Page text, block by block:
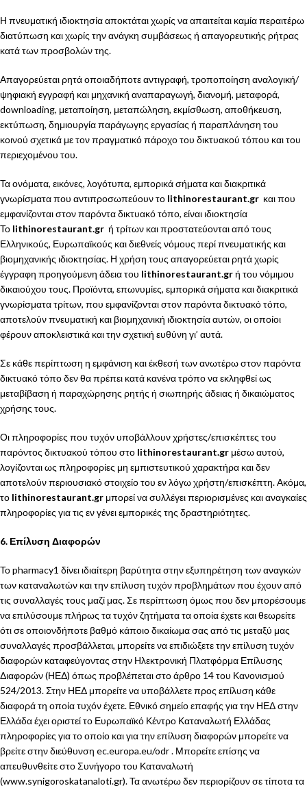
Η πνευματική ιδιοκτησία αποκτάται χωρίς να απαιτείται καμία περαιτέρω
διατύπωση και χωρίς την ανάγκη συμβάσεως ή απαγορευτικής ρήτρας
κατά των προσβολών της.
Απαγορεύεται ρητά οποιαδήποτε αντιγραφή, τροποποίηση αναλογική/
ψηφιακή εγγραφή και μηχανική αναπαραγωγή, διανομή, μεταφορά,
downloading, μεταποίηση, μεταπώληση, εκμίσθωση, αποθήκευση,
εκτύπωση, δημιουργία παράγωγης εργασίας ή παραπλάνηση του
κοινού σχετικά με τον πραγματικό πάροχο του δικτυακού τόπου και του
περιεχομένου του.
Τα ονόματα, εικόνες, λογότυπα, εμπορικά σήματα και διακριτικά
γνωρίσματα που αντιπροσωπεύουν το lithinorestaurant.gr και που
εμφανίζονται στον παρόντα δικτυακό τόπο, είναι ιδιοκτησία
Το lithinorestaurant.gr ή τρίτων και προστατεύονται από τους
Ελληνικούς, Ευρωπαϊκούς και διεθνείς νόμους περί πνευματικής και
βιομηχανικής ιδιοκτησίας. Η χρήση τους απαγορεύεται ρητά χωρίς
έγγραφη προηγούμενη άδεια του lithinorestaurant.grή του νόμιμου
δικαιούχου τους. Προϊόντα, επωνυμίες, εμπορικά σήματα και διακριτικά
γνωρίσματα τρίτων, που εμφανίζονται στον παρόντα δικτυακό τόπο,
αποτελούν πνευματική και βιομηχανική ιδιοκτησία αυτών, οι οποίοι
φέρουν αποκλειστικά και την σχετική ευθύνη γι’ αυτά.
Σε κάθε περίπτωση η εμφάνιση και έκθεσή των ανωτέρω στον παρόντα
δικτυακό τόπο δεν θα πρέπει κατά κανένα τρόπο να εκληφθεί ως
μεταβίβαση ή παραχώρησης ρητής ή σιωπηρής άδειας ή δικαιώματος
χρήσης τους.
Οι πληροφορίες που τυχόν υποβάλλουν χρήστες/επισκέπτες του
παρόντος δικτυακού τόπου στο lithinorestaurant.gr μέσω αυτού,
λογίζονται ως πληροφορίες μη εμπιστευτικού χαρακτήρα και δεν
αποτελούν περιουσιακό στοιχείο του εν λόγω χρήστη/επισκέπτη. Ακόμα,
το lithinorestaurant.gr μπορεί να συλλέγει περιορισμένες και αναγκαίες
πληροφορίες για τις εν γένει εμπορικές της δραστηριότητες.
6. Επίλυση Διαφορών
Το pharmacy1 δίνει ιδιαίτερη βαρύτητα στην εξυπηρέτηση των αναγκών
των καταναλωτών και την επίλυση τυχόν προβλημάτων που έχουν από
τις συναλλαγές τους μαζί μας. Σε περίπτωση όμως που δεν μπορέσουμε
να επιλύσουμε πλήρως τα τυχόν ζητήματα τα οποία έχετε και θεωρείτε
ότι σε οποιονδήποτε βαθμό κάποιο δικαίωμα σας από τις μεταξύ μας
συναλλαγές προσβάλλεται, μπορείτε να επιδιώξετε την επίλυση τυχόν
διαφορών καταφεύγοντας στην Ηλεκτρονική Πλατφόρμα Επίλυσης
Διαφορών (ΗΕΔ) όπως προβλέπεται στο άρθρο 14 του Κανονισμού
524/2013. Στην ΗΕΔ μπορείτε να υποβάλλετε προς επίλυση κάθε
διαφορά τη οποία τυχόν έχετε. Εθνικό σημείο επαφής για την ΗΕΔ στην
Ελλάδα έχει οριστεί το Ευρωπαϊκό Κέντρο Καταναλωτή Ελλάδας
πληροφορίες για το οποίο και για την επίλυση διαφορών μπορείτε να
βρείτε στην διεύθυνση ec.europa.eu/odr . Μπορείτε επίσης να
απευθυνθείτε στο Συνήγορο του Καταναλωτή
(www.synigoroskatanaloti.gr). Τα ανωτέρω δεν περιορίζουν σε τίποτα τα